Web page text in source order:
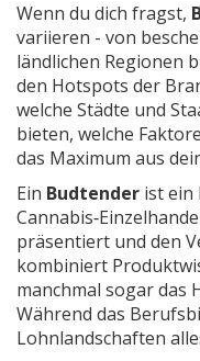
Wenn du dich fragst,
variieren - von
ländlichen Regionen
den Hotspots der
welche Städte und
bieten, welche
das Maximum aus
Ein Budtender istein
präsentiert und den
kombiniert
manchmal sogar das
Während das
Lohnlandschaften